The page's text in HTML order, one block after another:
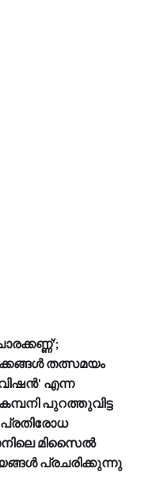
തത്സമയം
എന്ന
പുറത്തുവിട്ട
മിസൈല്‍
പ്രചരിക്കുന്നു